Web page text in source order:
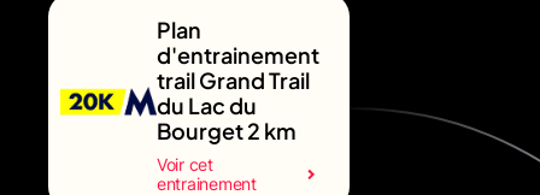
Plan
d'entrainement
trail Grand Trail
du Lac du
Bourget 2 km
Voir cet
entrainement